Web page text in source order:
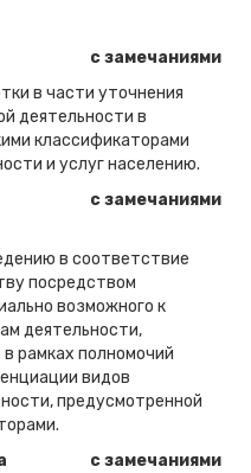
с замечаниями
в части уточнения
деятельности в
классификаторами
и услуг населению.
с замечаниями
в соответствие
посредством
возможного к
деятельности,
рамках полномочий
видов
предусмотренной
с замечаниями